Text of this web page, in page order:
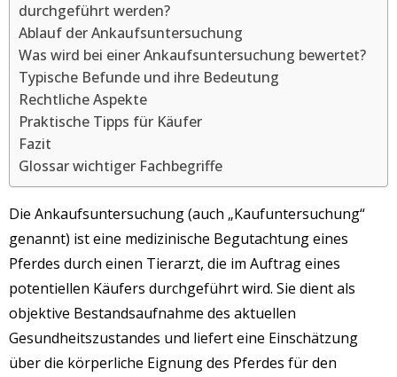
durchgeführt werden?
Ablauf der Ankaufsuntersuchung
Was wird bei einer Ankaufsuntersuchung bewertet?
Typische Befunde und ihre Bedeutung
Rechtliche Aspekte
Praktische Tipps für Käufer
Fazit
Glossar wichtiger Fachbegriffe
Die Ankaufsuntersuchung (auch „Kaufuntersuchung“
genannt) ist eine medizinische Begutachtung eines
Pferdes durch einen Tierarzt, die im Auftrag eines
potentiellen Käufers durchgeführt wird. Sie dient als
objektive Bestandsaufnahme des aktuellen
Gesundheitszustandes und liefert eine Einschätzung
über die körperliche Eignung des Pferdes für den